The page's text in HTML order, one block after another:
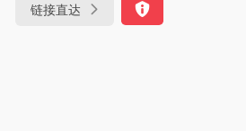
链接直达